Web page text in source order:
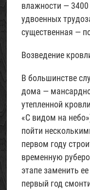
влажности —
удвоенных
существенная —
Возведение
В большинстве
дома —
утепленной
«С видом на
пойти
первом году
временную
этапе заменить
первый год